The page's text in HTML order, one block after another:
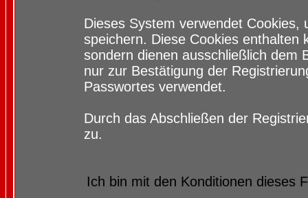
Dieses System verwendet
speichern. Diese Cookies enthalten
sondern dienen ausschließlich dem
nur zur Bestätigung der
Passwortes verwendet.
Durch das Abschließen der
zu.
Ich bin mit den Konditionen dieses